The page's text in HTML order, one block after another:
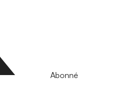
Abonné